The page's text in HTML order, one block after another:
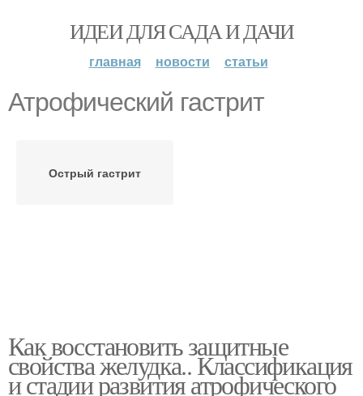
ИДЕИ ДЛЯ САДА И ДАЧИ
главная новости статьи
Атрофический гастрит
Острый гастрит
Как восстановить защитные
свойства желудка.. Классификация
и стадии развития атрофического